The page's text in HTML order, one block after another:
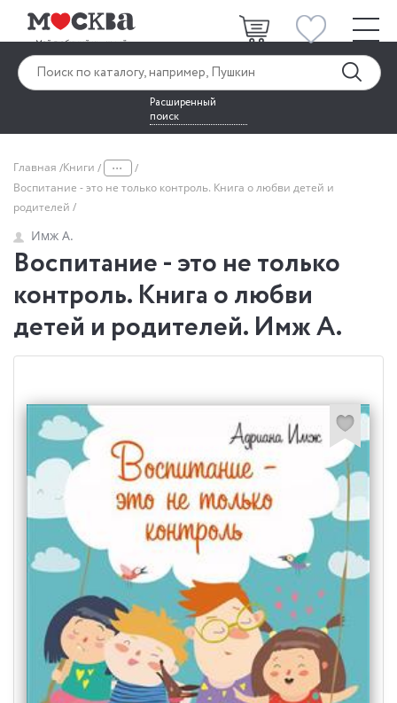
Расширенный
поиск
Главная Книги ...
Воспитание - это не только контроль. Книга о любви детей и
родителей
Имж А.
Воспитание - это не только
контроль. Книга о любви
детей и родителей. Имж А.